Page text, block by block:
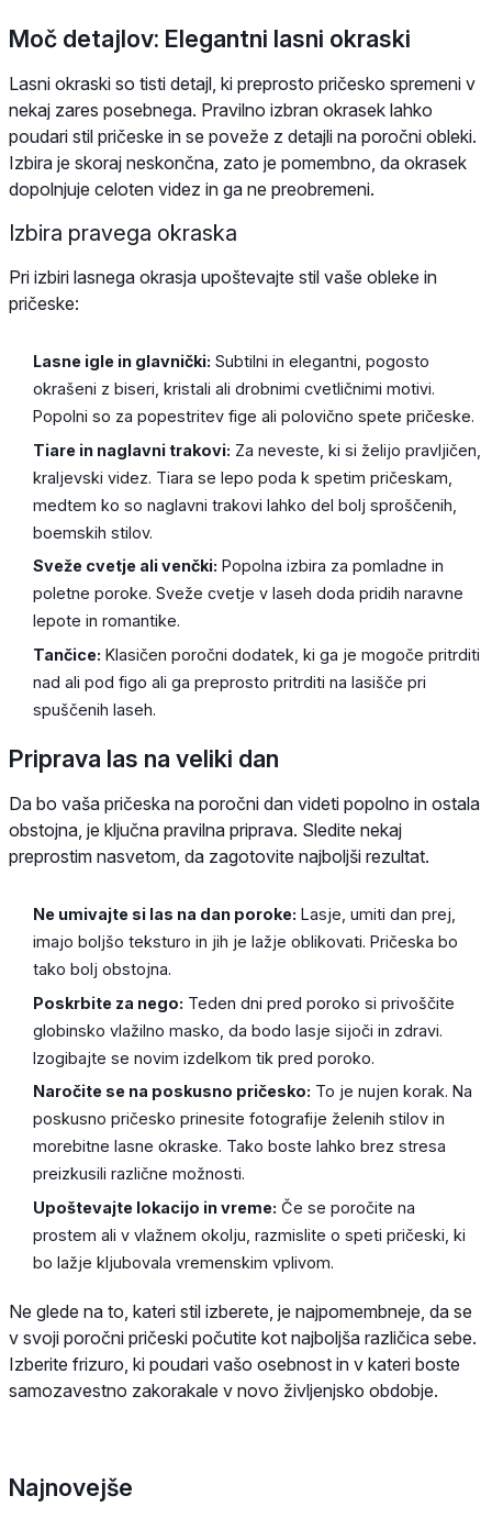
Moč detajlov: Elegantni lasni okraski
Lasni okraski so tisti detajl, ki preprosto pričesko spremeni v
nekaj zares posebnega. Pravilno izbran okrasek lahko
poudari stil pričeske in se poveže z detajli na poročni obleki.
Izbira je skoraj neskončna, zato je pomembno, da okrasek
dopolnjuje celoten videz in ga ne preobremeni.
Izbira pravega okraska
Pri izbiri lasnega okrasja upoštevajte stil vaše obleke in
pričeske:
Lasne igle in glavnički: Subtilni in elegantni, pogosto
okrašeni z biseri, kristali ali drobnimi cvetličnimi motivi.
Popolni so za popestritev fige ali polovično spete pričeske.
Tiare in naglavni trakovi: Za neveste, ki si želijo pravljičen,
kraljevski videz. Tiara se lepo poda k spetim pričeskam,
medtem ko so naglavni trakovi lahko del bolj sproščenih,
boemskih stilov.
Sveže cvetje ali venčki: Popolna izbira za pomladne in
poletne poroke. Sveže cvetje v laseh doda pridih naravne
lepote in romantike.
Tančice: Klasičen poročni dodatek, ki ga je mogoče pritrditi
nad ali pod figo ali ga preprosto pritrditi na lasišče pri
spuščenih laseh.
Priprava las na veliki dan
Da bo vaša pričeska na poročni dan videti popolno in ostala
obstojna, je ključna pravilna priprava. Sledite nekaj
preprostim nasvetom, da zagotovite najboljši rezultat.
Ne umivajte si las na dan poroke: Lasje, umiti dan prej,
imajo boljšo teksturo in jih je lažje oblikovati. Pričeska bo
tako bolj obstojna.
Poskrbite za nego: Teden dni pred poroko si privoščite
globinsko vlažilno masko, da bodo lasje sijoči in zdravi.
Izogibajte se novim izdelkom tik pred poroko.
Naročite se na poskusno pričesko: To je nujen korak. Na
poskusno pričesko prinesite fotografije želenih stilov in
morebitne lasne okraske. Tako boste lahko brez stresa
preizkusili različne možnosti.
Upoštevajte lokacijo in vreme: Če se poročite na
prostem ali v vlažnem okolju, razmislite o speti pričeski, ki
bo lažje kljubovala vremenskim vplivom.
Ne glede na to, kateri stil izberete, je najpomembneje, da se
v svoji poročni pričeski počutite kot najboljša različica sebe.
Izberite frizuro, ki poudari vašo osebnost in v kateri boste
samozavestno zakorakale v novo življenjsko obdobje.
Najnovejše